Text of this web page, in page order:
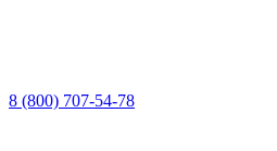
8 (800) 707-54-78